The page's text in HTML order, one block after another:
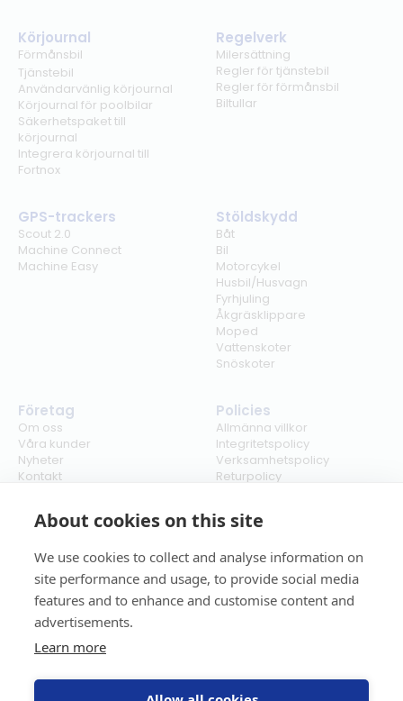
About cookies on this site
We use cookies to collect and analyse information on
site performance and usage, to provide social media
features and to enhance and customise content and
advertisements.
Learn more
Körjournal
Förmånsbil
Tjänstebil
Användarvänlig körjournal
Körjournal för poolbilar
Säkerhetspaket till
körjournal
Integrera körjournal till
Fortnox
Regelverk
Milersättning
Regler för tjänstebil
Regler för förmånsbil
Biltullar
GPS-trackers
Scout 2.0
Machine Connect
Machine Easy
Stöldskydd
Båt
Bil
Motorcykel
Husbil/Husvagn
Fyrhjuling
Åkgräsklippare
Moped
Vattenskoter
Snöskoter
Företag
Om oss
Våra kunder
Nyheter
Kontakt
Policies
Allmänna villkor
Integritetspolicy
Verksamhetspolicy
Returpolicy
Cookies